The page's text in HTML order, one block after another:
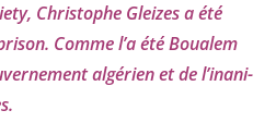
Christophe Gleizesa été
Comme l’a été Boualem
algé­rien et de l’i­na­ni­